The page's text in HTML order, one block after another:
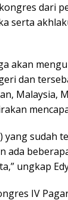
dari
serta
akan
dan
Malaysia,
yang sudah
ada
ungkap
IV